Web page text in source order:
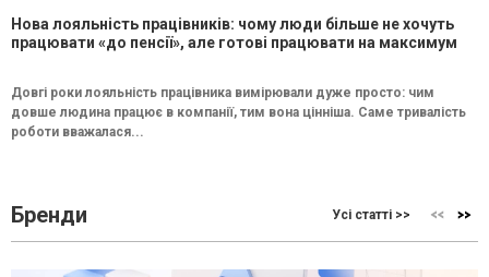
Нова лояльність працівників: чому люди більше не хочуть
працювати «до пенсії», але готові працювати на максимум
Довгі роки лояльність працівника вимірювали дуже просто: чим
довше людина працює в компанії, тим вона цінніша. Саме тривалість
роботи вважалася...
Бренди Усі статті >>